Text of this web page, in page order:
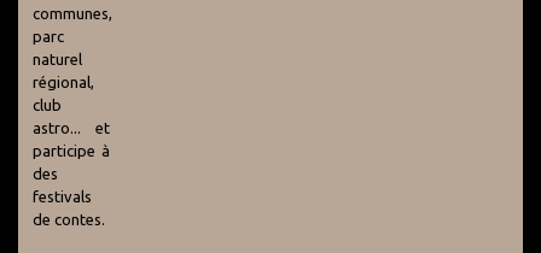
communes,
parc
naturel
régional,
club
astro... et
participe à
des
festivals
de contes.